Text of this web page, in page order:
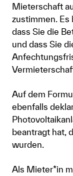
Mieterschaft
zustimmen. Es
dass Sie die
und dass Sie
Auf dem
ebenfalls
beantragt hat,
wurden.
Als Mieter*in